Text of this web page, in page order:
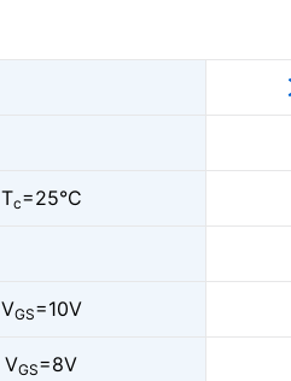
Tc=25°C
VGS=10V
VGS=8V